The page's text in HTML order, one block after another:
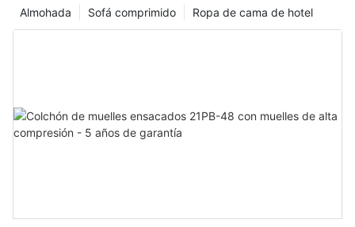
Ropa de cama de hotel
Sofá comprimido
Almohada